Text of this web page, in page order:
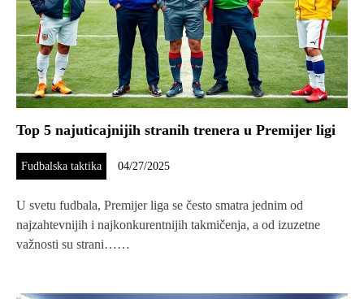
Top 5 najuticajnijih stranih trenera u Premijer ligi
Fudbalska taktika 04/27/2025
U svetu fudbala, Premijer liga se često smatra jednim od
najzahtevnijih i najkonkurentnijih takmičenja, a od izuzetne
važnosti su strani……